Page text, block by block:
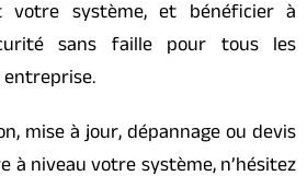
système, et bénéficier à
sans faille pour tous les
mise à jour, dépannage ou devis
à niveau votre système, n’hésitez